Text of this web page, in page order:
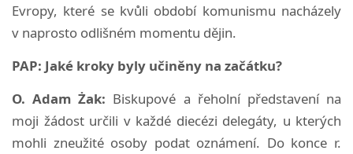
Evropy, které se kvůli období komunismu nacházely
v naprosto odlišném momentu dějin.
PAP: Jaké kroky byly učiněny na začátku?
O. Adam Żak: Biskupové a řeholní představení na
moji žádost určili v každé diecézi delegáty, u kterých
mohli zneužité osoby podat oznámení. Do konce r.